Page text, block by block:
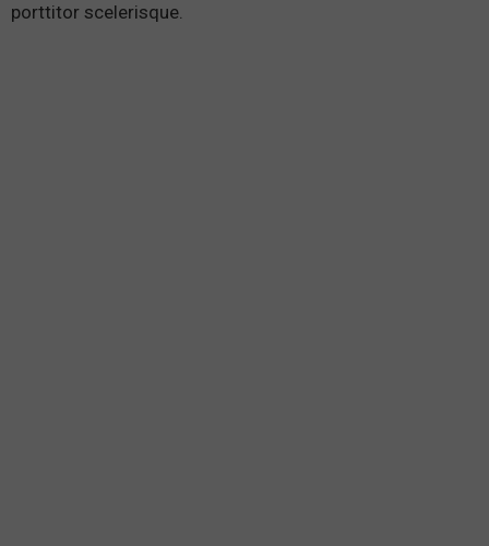
porttitor scelerisque.